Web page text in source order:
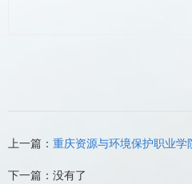
上一篇：
下一篇：没有了